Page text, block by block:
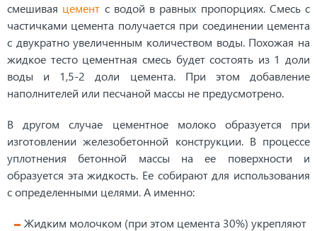
смешивая цемент с водой в равных пропорциях. Смесь с
частичками цемента получается при соединении цемента
с двукратно увеличенным количеством воды. Похожая на
жидкое тесто цементная смесь будет состоять из 1 доли
воды и 1,5-2 доли цемента. При этом добавление
наполнителей или песчаной массы не предусмотрено.
В другом случае цементное молоко образуется при
изготовлении железобетонной конструкции. В процессе
уплотнения бетонной массы на ее поверхности и
образуется эта жидкость. Ее собирают для использования
с определенными целями. А именно:
Жидким молочком (при этом цемента 30%) укрепляют